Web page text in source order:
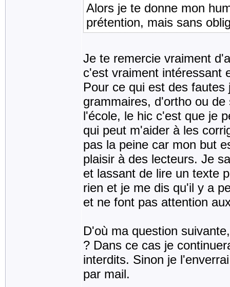
Alors je te donne mon
prétention, mais sans
Je te remercie vraiment
c'est vraiment intéressant
Pour ce qui est des
grammaires, d'ortho ou
l'école, le hic c'est que je
qui peut m'aider à les
pas la peine car mon but
plaisir à des lecteurs. Je
et lassant de lire un texte
rien et je me dis qu'il y a
et ne font pas attention
D'où ma question
? Dans ce cas je
interdits. Sinon je
par mail.